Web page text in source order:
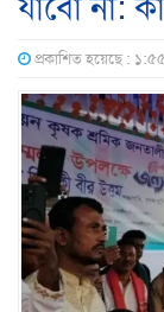
যাবো না:
প্রকাশিত হয়েছে :